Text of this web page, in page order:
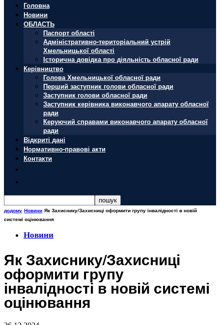
Головна
Новини
ОБЛАСТЬ
Паспорт області
Адміністративно-територіальний устрій
Хмельницької області
Історична довідка про діяльність обласної ради
Керівництво
Голова Хмельницької обласної ради
Перший заступник голови обласної ради
Заступник голови обласної ради
Заступник керівника виконавчого апарату обласної
ради
Керуючий справами виконавчого апарату обласної
ради
Відкриті дані
Нормативно-правові акти
Контакти
додому Новини Як Захиснику/Захисниці оформити групу інвалідності в новій
системі оцінювання
Новини
Як Захиснику/Захисниці
оформити групу
інвалідності в новій системі
оцінювання